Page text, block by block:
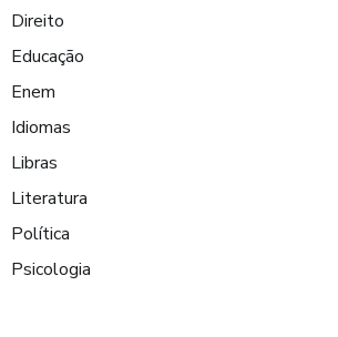
Direito
Educação
Enem
Idiomas
Libras
Literatura
Política
Psicologia